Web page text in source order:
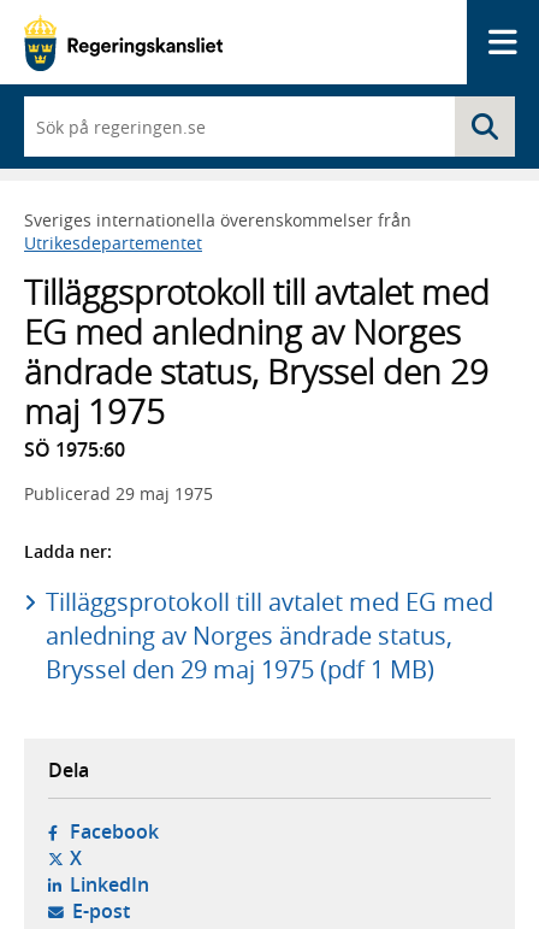
du
börjar
skriva
framträder
en
med
sökförslag
Sveriges internationella överenskommelser från
Utrikesdepartementet
Tilläggsprotokoll till avtalet med
EG med anledning av Norges
ändrade status, Bryssel den 29
maj 1975
SÖ 1975:60
Publicerad 29 maj 1975
Ladda ner:
Tilläggsprotokoll till avtalet med EG med
anledning av Norges ändrade status,
Bryssel den 29 maj 1975 (pdf 1 MB)
Dela
Facebook- öppnas i ny flik, extern webbplats,
X- öppnas i ny flik, extern webbplats,
LinkedIn- öppnas i ny flik, extern webbplats,
E-post- öppnar din e-postklient,